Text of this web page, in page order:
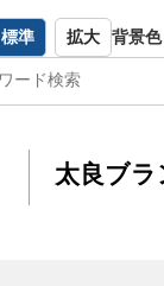
標準 拡大 背景色
太良ブラ